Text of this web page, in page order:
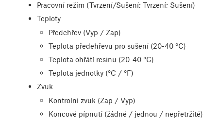
Pracovní režim (Tvrzení/Sušení; Tvrzení; Sušení)
Teploty
Předehřev (Vyp / Zap)
Teplota předehřevu pro sušení (20-40 °C)
Teplota ohřátí resinu (20-40 °C)
Teplota jednotky (°C / °F)
Zvuk
Kontrolní zvuk (Zap / Vyp)
Koncové pípnutí (žádné / jednou / nepřetržité)